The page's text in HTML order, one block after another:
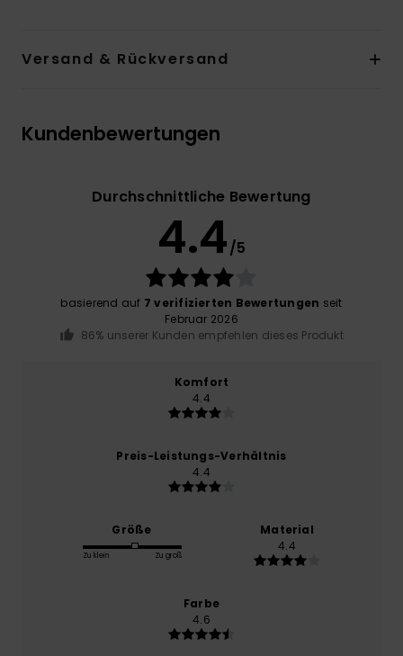
Versand & Rückversand
Kundenbewertungen
Durchschnittliche Bewertung
4.4/5
basierend auf 7 verifizierten Bewertungen seit
Februar 2026
86% unserer Kunden empfehlen dieses Produkt
Komfort
4.4
Preis-Leistungs-Verhältnis
4.4
Größe
Zu klein Zu groß
Material
4.4
Farbe
4.6